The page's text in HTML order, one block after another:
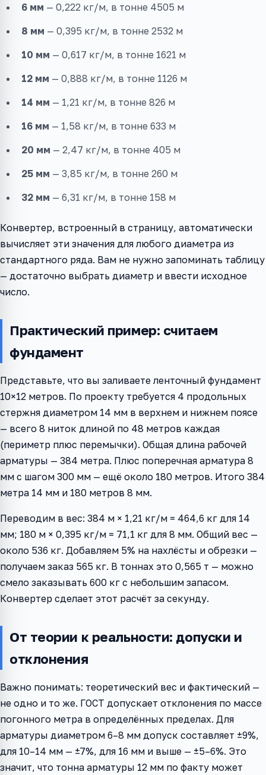
6 мм — 0,222 кг/м, в тонне 4505 м
8 мм — 0,395 кг/м, в тонне 2532 м
10 мм — 0,617 кг/м, в тонне 1621 м
12 мм — 0,888 кг/м, в тонне 1126 м
14 мм — 1,21 кг/м, в тонне 826 м
16 мм — 1,58 кг/м, в тонне 633 м
20 мм — 2,47 кг/м, в тонне 405 м
25 мм — 3,85 кг/м, в тонне 260 м
32 мм — 6,31 кг/м, в тонне 158 м
Конвертер, встроенный в страницу, автоматически
вычисляет эти значения для любого диаметра из
стандартного ряда. Вам не нужно запоминать таблицу
— достаточно выбрать диаметр и ввести исходное
число.
Практический пример: считаем
фундамент
Представьте, что вы заливаете ленточный фундамент
10×12 метров. По проекту требуется 4 продольных
стержня диаметром 14 мм в верхнем и нижнем поясе
— всего 8 ниток длиной по 48 метров каждая
(периметр плюс перемычки). Общая длина рабочей
арматуры — 384 метра. Плюс поперечная арматура 8
мм с шагом 300 мм — ещё около 180 метров. Итого 384
метра 14 мм и 180 метров 8 мм.
Переводим в вес: 384 м × 1,21 кг/м = 464,6 кг для 14
мм; 180 м × 0,395 кг/м = 71,1 кг для 8 мм. Общий вес —
около 536 кг. Добавляем 5% на нахлёсты и обрезки —
получаем заказ 565 кг. В тоннах это 0,565 т — можно
смело заказывать 600 кг с небольшим запасом.
Конвертер сделает этот расчёт за секунду.
От теории к реальности: допуски и
отклонения
Важно понимать: теоретический вес и фактический —
не одно и то же. ГОСТ допускает отклонения по массе
погонного метра в определённых пределах. Для
арматуры диаметром 6–8 мм допуск составляет ±9%,
для 10–14 мм — ±7%, для 16 мм и выше — ±5–6%. Это
значит, что тонна арматуры 12 мм по факту может